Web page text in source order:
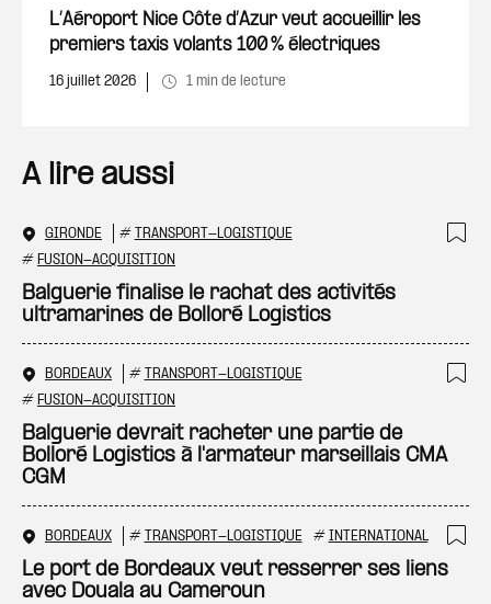
L’Aéroport Nice Côte d’Azur veut accueillir les
premiers taxis volants 100 % électriques
16 juillet 2026 1 min de lecture
A lire aussi
GIRONDE # TRANSPORT-LOGISTIQUE
# FUSION-ACQUISITION
Balguerie finalise le rachat des activités
ultramarines de Bolloré Logistics
BORDEAUX # TRANSPORT-LOGISTIQUE
# FUSION-ACQUISITION
Balguerie devrait racheter une partie de
Bolloré Logistics à l'armateur marseillais CMA
CGM
BORDEAUX # TRANSPORT-LOGISTIQUE # INTERNATIONAL
Le port de Bordeaux veut resserrer ses liens
avec Douala au Cameroun